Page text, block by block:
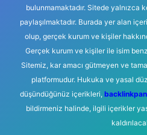
bulunmamaktadır. Sitede yalnızca
paylaşılmaktadır. Burada yer alan
olup, gerçek kurum ve kişiler
Gerçek kurum ve kişiler ile isim
Sitemiz, kar amacı gütmeyen ve
platformudur. Hukuka ve yasal
düşündüğünüz içerikleri,
bildirmeniz halinde, ilgili içerikler